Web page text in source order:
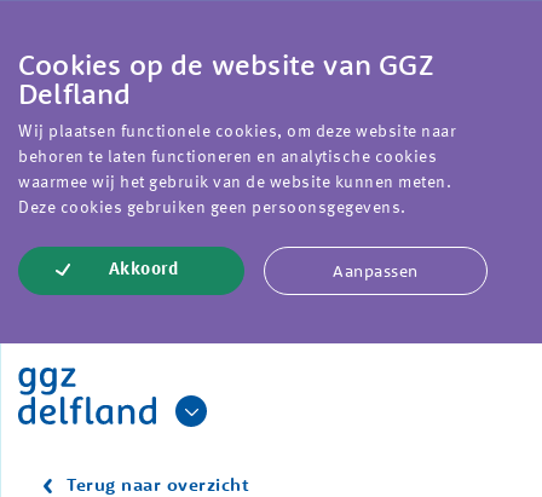
Cookies op de website van GGZ
Delfland
Wij plaatsen functionele cookies, om deze website naar
behoren te laten functioneren en analytische cookies
waarmee wij het gebruik van de website kunnen meten.
Deze cookies gebruiken geen persoonsgegevens.
Akkoord Aanpassen
Terug naar overzicht